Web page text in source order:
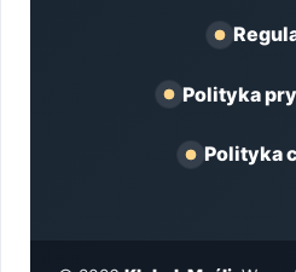
Polityka
Polityka